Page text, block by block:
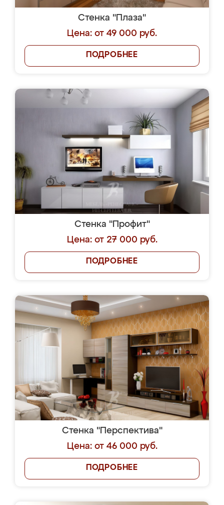
Стенка "Плаза"
Цена: от 49 000 руб.
ПОДРОБНЕЕ
Стенка "Профит"
Цена: от 27 000 руб.
ПОДРОБНЕЕ
Стенка "Перспектива"
Цена: от 46 000 руб.
ПОДРОБНЕЕ